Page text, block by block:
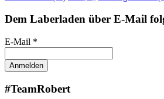
Dem Laberladen über E-Mail
E-Mail *
#TeamRobert